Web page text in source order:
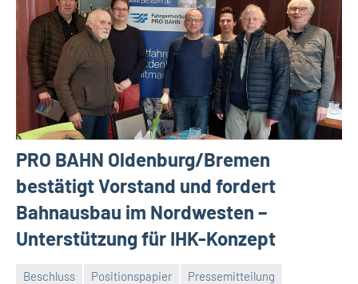
PRO BAHN Oldenburg/Bremen
bestätigt Vorstand und fordert
Bahnausbau im Nordwesten –
Unterstützung für IHK-Konzept
Beschluss Positionspapier
Pressemitteilung